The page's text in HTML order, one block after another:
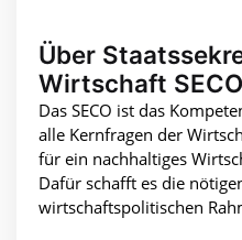
Über
Wirtschaft
Das SECO ist das
alle Kernfragen der
für ein nachhaltiges
Dafür schafft es die
wirtschaftspolitischen